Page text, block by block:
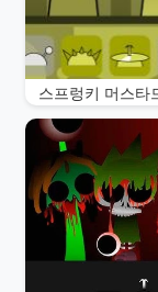
스프렁키 머스타